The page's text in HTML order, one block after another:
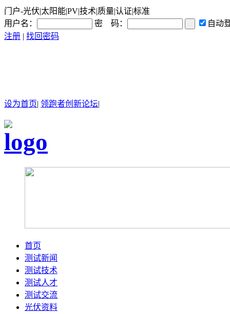
门户-光伏|太阳能|PV|技术|质量|认证|标准
用户名：
密 码：
自动
注册 | 找回密码
设为首页| 领跑者创新论坛|
首页
测试新闻
测试技术
测试人才
测试交流
光伏资料